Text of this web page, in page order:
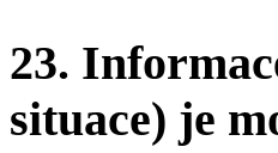
23.
situace) je